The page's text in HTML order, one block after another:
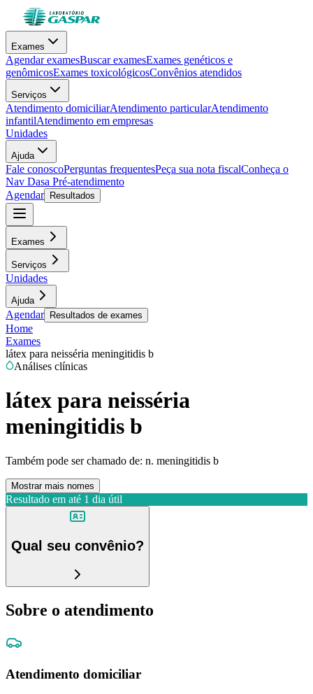
Exames
Agendar examesBuscar examesExames genéticos e
genômicosExames toxicológicosConvênios atendidos
Serviços
Atendimento domiciliarAtendimento particularAtendimento
infantilAtendimento em empresas
Unidades
Ajuda
Fale conoscoPerguntas frequentesPeça sua nota fiscalConheça o
Nav Dasa Pré-atendimento
Agendar
Resultados
Exames
Serviços
Unidades
Ajuda
Agendar Resultados de exames
Home
Exames
látex para neisséria meningitidis b
Análises clínicas
látex para neisséria
meningitidis b
Também pode ser chamado de: n. meningitidis b
Mostrar mais nomes
Resultado em até 1 dia útil
Qual seu convênio?
Sobre o atendimento
Atendimento domiciliar